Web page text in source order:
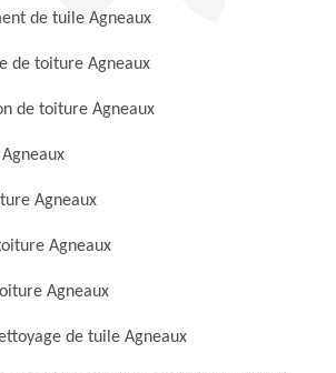
de tuile Agneaux
de toiture Agneaux
de toiture Agneaux
Agneaux
Agneaux
Agneaux
de tuile Agneaux